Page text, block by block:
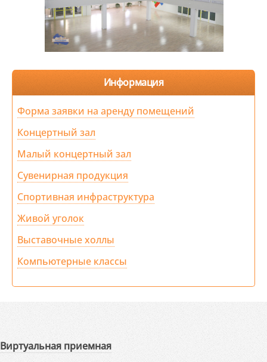
Информация
Форма заявки на аренду помещений
Концертный зал
Малый концертный зал
Сувенирная продукция
Спортивная инфраструктура
Живой уголок
Выставочные холлы
Компьютерные классы
Виртуальная приемная